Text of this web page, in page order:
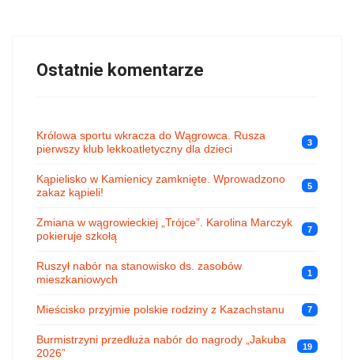
Ostatnie komentarze
Królowa sportu wkracza do Wągrowca. Rusza
pierwszy klub lekkoatletyczny dla dzieci
3
Kąpielisko w Kamienicy zamknięte. Wprowadzono
zakaz kąpieli!
5
Zmiana w wągrowieckiej „Trójce”. Karolina Marczyk
pokieruje szkołą
7
Ruszył nabór na stanowisko ds. zasobów
mieszkaniowych
1
Mieścisko przyjmie polskie rodziny z Kazachstanu 7
Burmistrzyni przedłuża nabór do nagrody „Jakuba
2026”
19